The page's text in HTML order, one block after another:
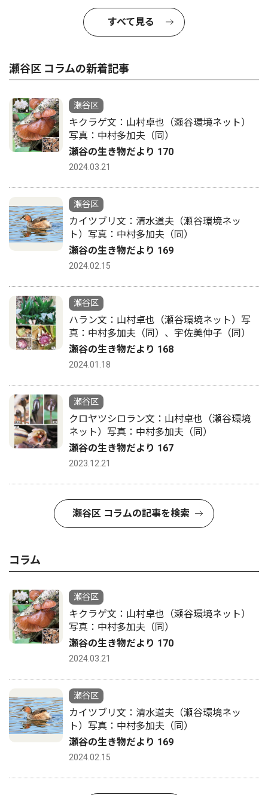
すべて見る
瀬谷区 コラムの新着記事
瀬谷区
キクラゲ文：山村卓也（瀬谷環境ネット）
写真：中村多加夫（同）
瀬谷の生き物だより 170
2024.03.21
瀬谷区
カイツブリ文：清水道夫（瀬谷環境ネッ
ト）写真：中村多加夫（同）
瀬谷の生き物だより 169
2024.02.15
瀬谷区
ハラン文：山村卓也（瀬谷環境ネット）写
真：中村多加夫（同）、宇佐美伸子（同）
瀬谷の生き物だより 168
2024.01.18
瀬谷区
クロヤツシロラン文：山村卓也（瀬谷環境
ネット）写真：中村多加夫（同）
瀬谷の生き物だより 167
2023.12.21
瀬谷区 コラムの記事を検索
コラム
瀬谷区
キクラゲ文：山村卓也（瀬谷環境ネット）
写真：中村多加夫（同）
瀬谷の生き物だより 170
2024.03.21
瀬谷区
カイツブリ文：清水道夫（瀬谷環境ネッ
ト）写真：中村多加夫（同）
瀬谷の生き物だより 169
2024.02.15